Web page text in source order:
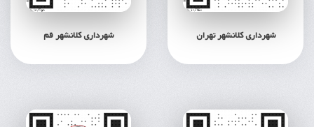
شهرداری کلانشهر تهران شهرداری کلانشهر قم